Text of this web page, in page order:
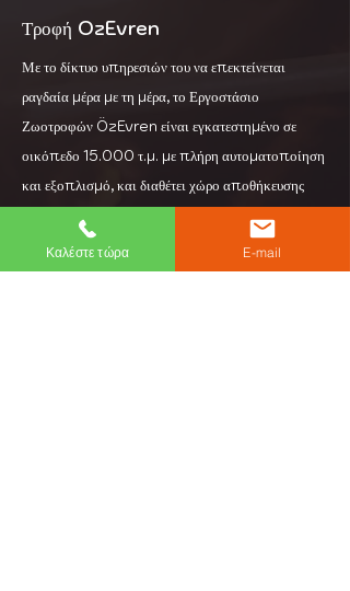
Τροφή OzEvren
Με το δίκτυο υπηρεσιών του να επεκτείνεται
ραγδαία μέρα με τη μέρα, το Εργοστάσιο
Ζωοτροφών ÖzEvren είναι εγκατεστημένο σε
οικόπεδο 15.000 τ.μ. με πλήρη αυτοματοποίηση
και εξοπλισμό, και διαθέτει χώρο αποθήκευσης
7.500 τ.μ.
Ανακοίνωση
Καλέστε τώρα E-mail